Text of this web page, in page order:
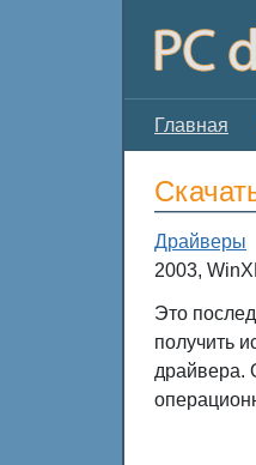
Главная
Драйверы
2003,
Это
получить
драйвера.